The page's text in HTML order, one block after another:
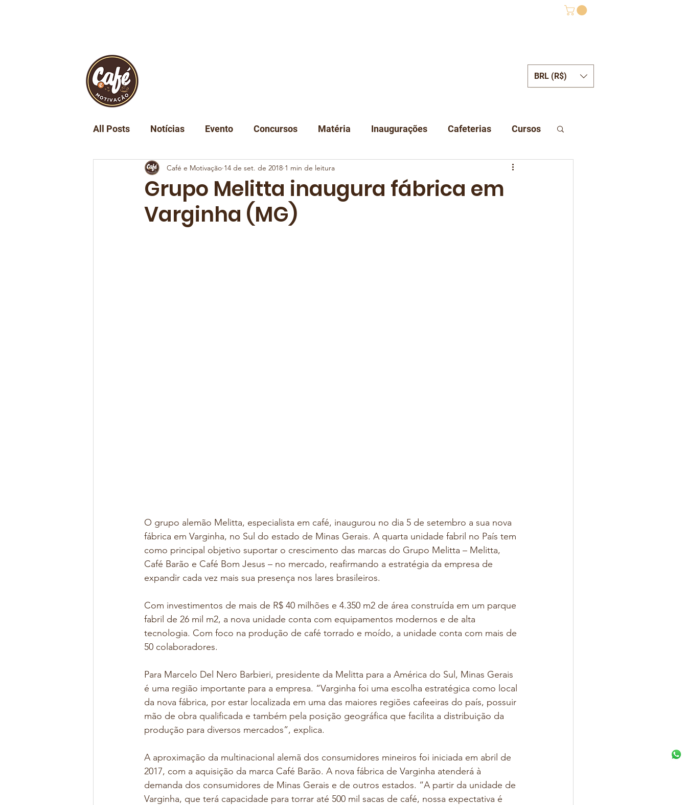
BRL (R$)
All Posts Notícias Evento Concursos Matéria Inaugurações Cafeterias Cursos
Turismo Tecnologia Classificação Instituições
Grupo Melitta inaugura fábrica em
Varginha (MG)
Café e Motivação 14 de set. de 2018 1 min de leitura
O grupo alemão Melitta, especialista em café, inaugurou no dia 5 de setembro a sua nova
fábrica em Varginha, no Sul do estado de Minas Gerais. A quarta unidade fabril no País tem
como principal objetivo suportar o crescimento das marcas do Grupo Melitta – Melitta,
Café Barão e Café Bom Jesus – no mercado, reafirmando a estratégia da empresa de
expandir cada vez mais sua presença nos lares brasileiros.
Com investimentos de mais de R$ 40 milhões e 4.350 m2 de área construída em um parque
fabril de 26 mil m2, a nova unidade conta com equipamentos modernos e de alta
tecnologia. Com foco na produção de café torrado e moído, a unidade conta com mais de
50 colaboradores.
Para Marcelo Del Nero Barbieri, presidente da Melitta para a América do Sul, Minas Gerais
é uma região importante para a empresa. “Varginha foi uma escolha estratégica como local
da nova fábrica, por estar localizada em uma das maiores regiões cafeeiras do país, possuir
mão de obra qualificada e também pela posição geográfica que facilita a distribuição da
produção para diversos mercados”, explica.
A aproximação da multinacional alemã dos consumidores mineiros foi iniciada em abril de
2017, com a aquisição da marca Café Barão. A nova fábrica de Varginha atenderá à
demanda dos consumidores de Minas Gerais e de outros estados. “A partir da unidade de
Varginha, que terá capacidade para torrar até 500 mil sacas de café, nossa expectativa é